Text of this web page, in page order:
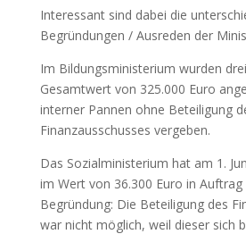
Interessant sind dabei die
Begründungen / Ausreden der
Im Bildungsministerium wurden
Gesamtwert von 325.000 Euro
interner Pannen ohne Beteiligung
Finanzausschusses vergeben.
Das Sozialministerium hat am 1.
im Wert von 36.300 Euro in Auftrag
Begründung: Die Beteiligung des
war nicht möglich, weil dieser sich